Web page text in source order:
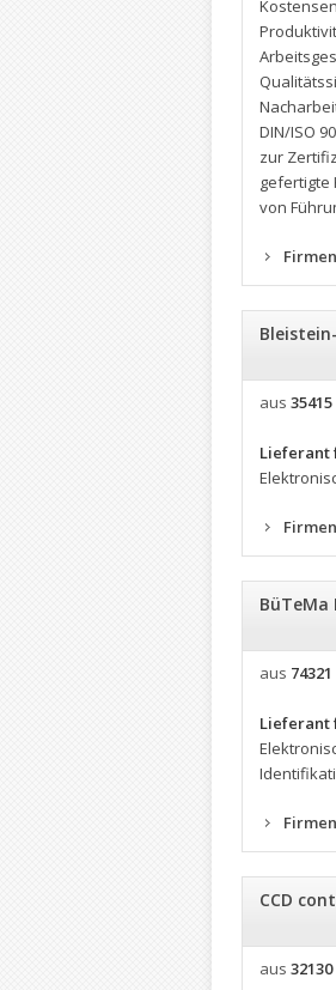
DIN/ISO
zur
gefertigte
von
aus
Lieferant
BüTeMa
aus
Lieferant
CCD
aus